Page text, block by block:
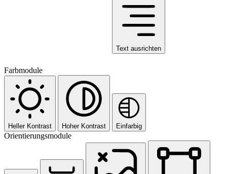
Text ausrichten
Farbmodule
Heller Kontrast Hoher Kontrast Einfarbig
Orientierungsmodule